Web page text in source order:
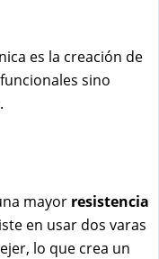
es la creación de
sino
mayor resistencia
en usar dos varas
lo que crea un